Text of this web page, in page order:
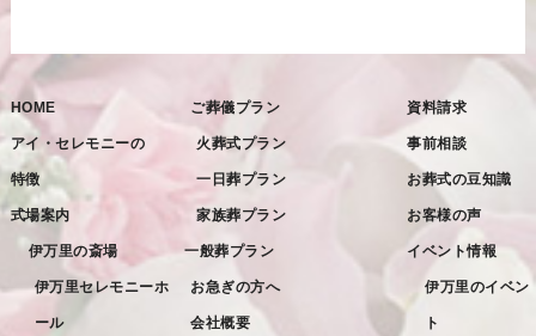
2022年11月
2022年10月
2022年9月
2022年8月
2022年7月
2022年6月
2022年5月
HOME
アイ・セレモニーの
特徴
式場案内
伊万里の斎場
伊万里セレモニーホ
ール
ご葬儀プラン
火葬式プラン
一日葬プラン
家族葬プラン
一般葬プラン
お急ぎの方へ
会社概要
資料請求
事前相談
お葬式の豆知識
お客様の声
イベント情報
伊万里のイベン
ト